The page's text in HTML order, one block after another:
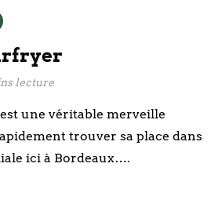
lecture
une véritable merveille
trouver sa place dans
ici à Bordeaux….